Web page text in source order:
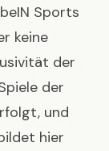
Sports
keine
der
der
und
hier